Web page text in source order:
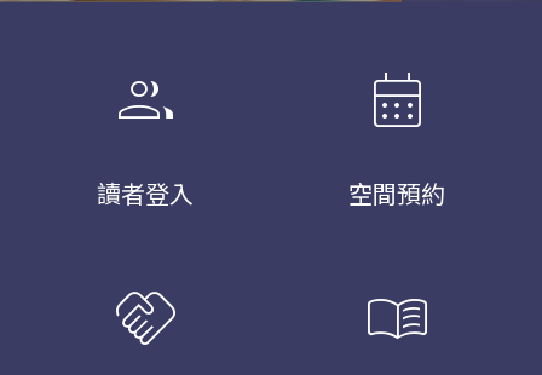
group
讀者登入
calendar_month
空間預約
handshake menu_book